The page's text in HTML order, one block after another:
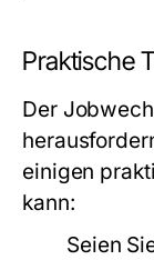
Praktische
Der
einigen
kann:
Seien